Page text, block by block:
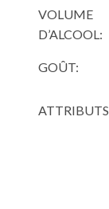
VOLUME
D’ALCOOL:
GOÛT: